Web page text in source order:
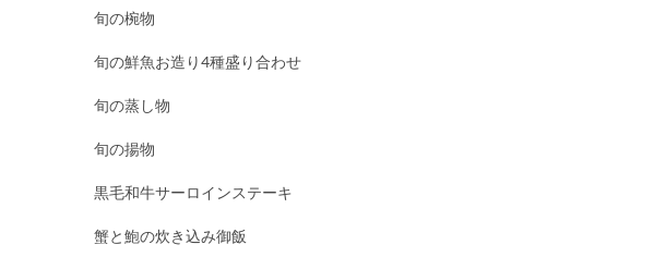
旬の椀物
旬の鮮魚お造り4種盛り合わせ
旬の蒸し物
旬の揚物
黒毛和牛サーロインステーキ
蟹と鮑の炊き込み御飯